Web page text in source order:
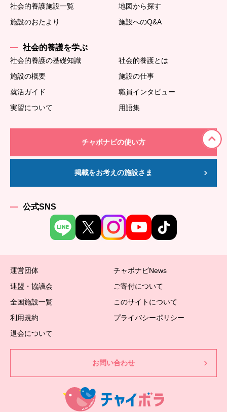
社会的養護施設一覧
地図から探す
施設のおたより
施設へのQ&A
社会的養護を学ぶ
社会的養護の基礎知識
社会的養護とは
施設の概要
施設の仕事
就活ガイド
職員インタビュー
実習について
用語集
チャボナビの使い方
掲載をお考えの施設さま
公式SNS
運営団体
チャボナビNews
連盟・協議会
ご寄付について
全国施設一覧
このサイトについて
利用規約
プライバシーポリシー
退会について
お問い合わせ